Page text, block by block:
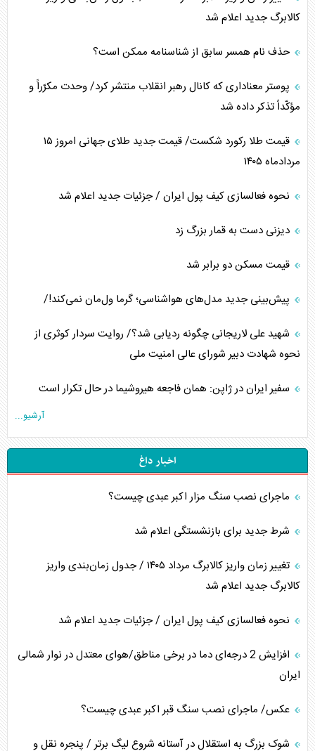
کالابرگ جدید اعلام شد
حذف نام همسر سابق از شناسنامه ممکن است؟
پوستر معناداری که کانال رهبر انقلاب منتشر کرد/ وحدت مکرّراً و
مؤکّداً تذکر داده شد
قیمت طلا رکورد شکست/ قیمت جدید طلای جهانی امروز ۱۵
مردادماه ۱۴۰۵
نحوه فعالسازی کیف پول ایران / جزئیات جدید اعلام شد
دیزنی دست به قمار بزرگ زد
قیمت مسکن دو برابر شد
پیش‌بینی جدید مدل‌های هواشناسی؛ گرما ول‌مان نمی‌کند!/
شهید علی لاریجانی چگونه ردیابی شد؟/ روایت سردار کوثری از
نحوه شهادت دبیر شورای عالی امنیت ملی
سفیر ایران در ژاپن: همان فاجعه هیروشیما در حال تکرار است
آرشیو...
اخبار داغ
ماجرای نصب سنگ مزار اکبر عبدی چیست؟
شرط جدید برای بازنشستگی اعلام شد
تغییر زمان واریز کالابرگ مرداد ۱۴۰۵ / جدول زمان‌بندی واریز
کالابرگ جدید اعلام شد
نحوه فعالسازی کیف پول ایران / جزئیات جدید اعلام شد
افزایش 2 درجه‌ای دما در برخی مناطق/هوای معتدل در نوار شمالی
ایران
عکس/ ماجرای نصب سنگ قبر اکبر عبدی چیست؟
شوک بزرگ به استقلال در آستانه شروع لیگ برتر / پنجره نقل و